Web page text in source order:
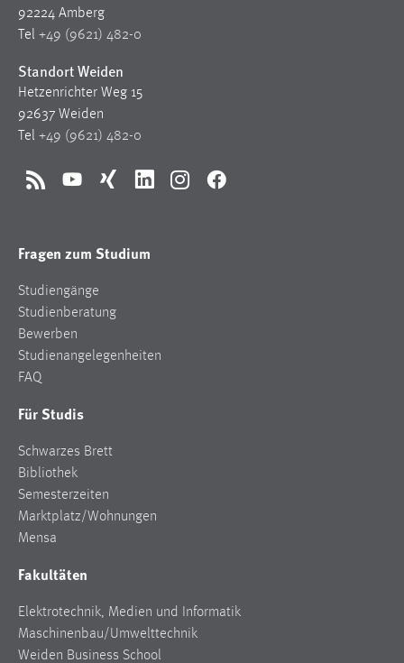
92224 Amberg
Tel +49 (9621) 482-0
Standort Weiden
Hetzenrichter Weg 15
92637 Weiden
Tel +49 (9621) 482-0
RSS YouTubeXing LinkedInInstagramFacebook
Fragen zum Studium
Studiengänge
Studienberatung
Bewerben
Studienangelegenheiten
FAQ
Für Studis
Schwarzes Brett
Bibliothek
Semesterzeiten
Marktplatz/Wohnungen
Mensa
Fakultäten
Elektrotechnik, Medien und Informatik
Maschinenbau/Umwelttechnik
Weiden Business School
Zweck:
Wird benötigt um die Chatfunktion nutzen zu können.
Cookie Laufzeit:
MibewSessionID, mibew-chat-frame-style-
5e9dbeb1811c0446 = Sitzungslaufzeit, mibew_locale = 3
Jahre, MIBEW_UserID = 1 Jahr
Login
Dieser Cookie ist notwendig um sich an der Website
einloggen zu können.
Cookie Laufzeit:
24 Stunden
STATISTIK
Statistik Cookies erfassen Informationen anonym.
Diese Informationen helfen uns zu verstehen, wie
unsere Besucher unsere Website nutzen.
_pk_ref, _pk_cvar, _pk_id, _pk_ses
Zweck: